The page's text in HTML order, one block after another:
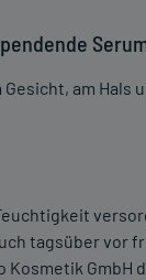
am Hals
tagsüber vor
Kosmetik GmbH